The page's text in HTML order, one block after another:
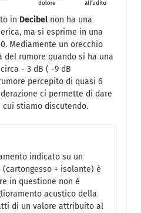
in Decibel non ha una
ma si esprime in una
Mediamente un orecchio
del rumore quando si ha una
- 3 dB ( -9 dB
percepito di quasi 6
ci permette di dare
cui stiamo discutendo.
indicato su un
+ isolante) è
in questione non è
acustico della
di un valore attribuito al